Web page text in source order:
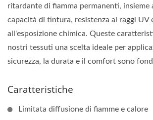
ritardante di fiamma permanenti, insieme
capacità di tintura, resistenza ai raggi UV
all'esposizione chimica. Queste
nostri tessuti una scelta ideale per
sicurezza, la durata e il comfort sono
Caratteristiche
Limitata diffusione di fiamme e calore